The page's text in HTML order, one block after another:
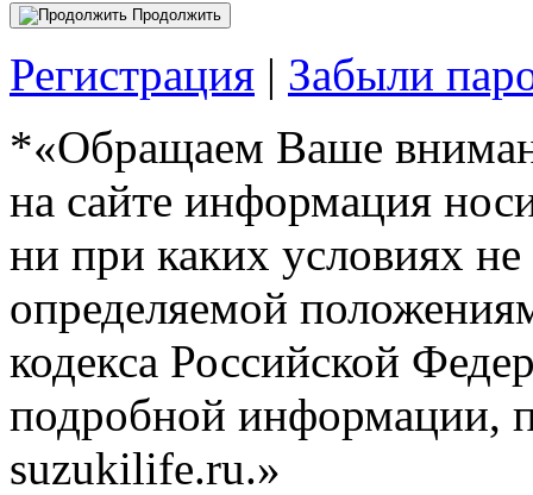
Продолжить
Регистрация | Забыли
*«Обращаем Ваше
на сайте информация
ни при каких условиях
определяемой
кодекса Российской
подробной информации,
suzukilife.ru.»